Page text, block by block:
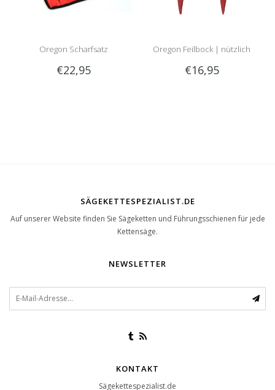
Oregon Scharfsatz
€22,95
Oregon Feilbock | nützlich
beim Schärfen im Wald!
€16,95
SÄGEKETTESPEZIALIST.DE
Auf unserer Website finden Sie Sägeketten und Führungsschienen für jede
Kettensäge.
NEWSLETTER
KONTAKT
Sägekettespezialist.de